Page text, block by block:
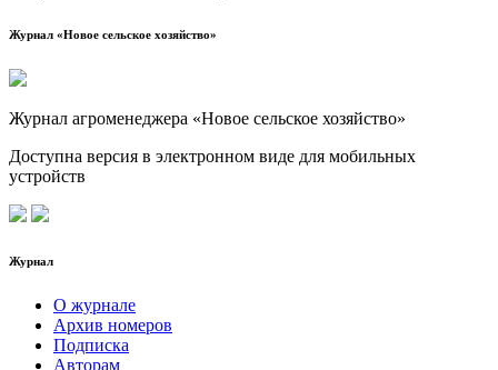
Журнал «Новое сельское хозяйство»
Журнал агроменеджера «Новое сельское хозяйство»
Доступна версия в электронном виде для мобильных
устройств
Журнал
О журнале
Архив номеров
Подписка
Авторам